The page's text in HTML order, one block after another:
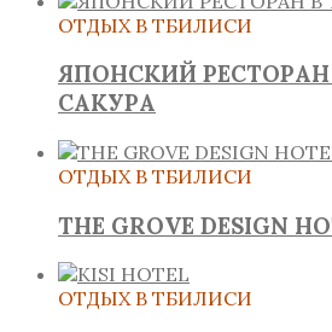
ОТДЫХ В ТБИЛИСИ
ЯПОНСКИЙ
САКУРА
ОТДЫХ В ТБИЛИСИ
THE GROVE DESIGN
ОТДЫХ В ТБИЛИСИ